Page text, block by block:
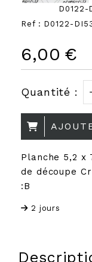
D0122-
Ref : D0122-
6,00 €
Quantité :
Planche 5,2 x
de découpe
:B
2 jours